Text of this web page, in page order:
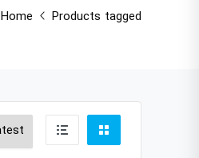
Home Products tagged “بچ نرمالیزیشن”